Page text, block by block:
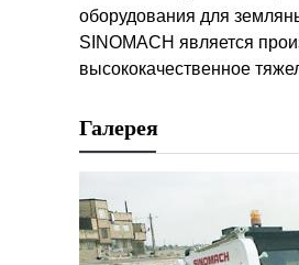
оборудования для
SINOMACH является
высококачественное
Галерея